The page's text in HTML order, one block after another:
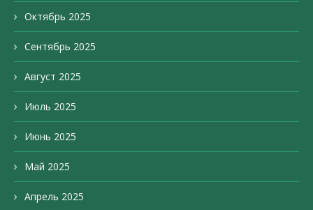
Октябрь 2025
Сентябрь 2025
Август 2025
Июль 2025
Июнь 2025
Май 2025
Апрель 2025